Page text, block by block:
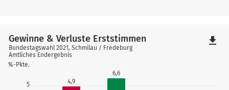
5
%-Pkte.
4,9
6,6
Gewinne & Verluste Erststimmen
Bundestagswahl 2021, Schmilau / Fredeburg
Amtliches Endergebnis
file_download